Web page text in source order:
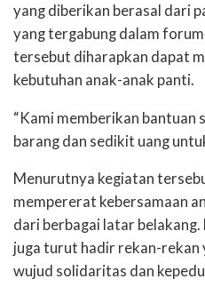
yang diberikan berasal dari
yang tergabung dalam
tersebut diharapkan dapat
kebutuhan anak-anak panti.
“Kami memberikan bantuan
barang dan sedikit uang
Menurutnya kegiatan
mempererat kebersamaan
dari berbagai latar belakang.
juga turut hadir rekan-rekan
wujud solidaritas dan